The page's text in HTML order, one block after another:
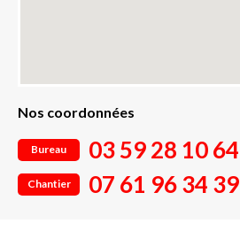
Nos coordonnées
Bureau 03 59 28 10 64
Chantier 07 61 96 34 39